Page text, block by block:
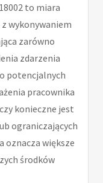
to miara
wykonywaniem
zarówno
zdarzenia
potencjalnych
pracownika
konieczne jest
ograniczających
oznacza większe
środków